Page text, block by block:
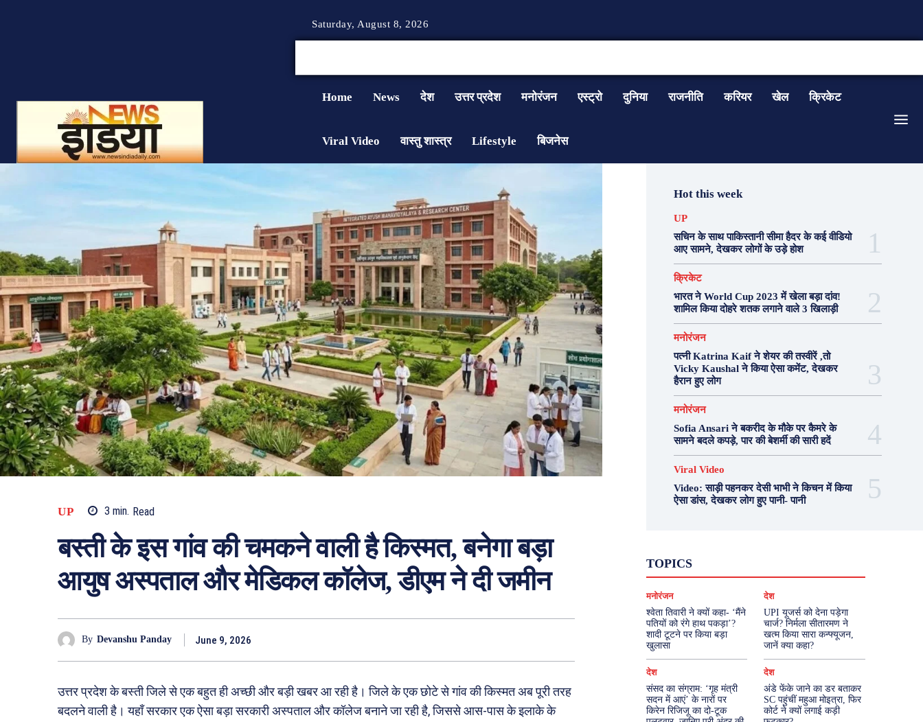
Saturday, August 8, 2026
Home News देश उत्तर प्रदेश मनोरंजन एस्ट्रो दुनिया राजनीति करियर खेल क्रिकेट
Viral Video वास्तु शास्त्र Lifestyle बिजनेस
UP 3 min. Read
बस्ती के इस गांव की चमकने वाली है किस्मत, बनेगा बड़ा
आयुष अस्पताल और मेडिकल कॉलेज, डीएम ने दी जमीन
By Devanshu Panday June 9, 2026
उत्तर प्रदेश के बस्ती जिले से एक बहुत ही अच्छी और बड़ी खबर आ रही है। जिले के एक छोटे से गांव की किस्मत अब पूरी तरह
बदलने वाली है। यहाँ सरकार एक ऐसा बड़ा सरकारी अस्पताल और कॉलेज बनाने जा रही है, जिससे आस-पास के इलाके के
Hot this week
UP
सचिन के साथ पाकिस्तानी सीमा हैदर के कई वीडियो
आए सामने, देखकर लोगों के उड़े होश
क्रिकेट
भारत ने World Cup 2023 में खेला बड़ा दांव!
शामिल किया दोहरे शतक लगाने वाले 3 खिलाड़ी
मनोरंजन
पत्नी Katrina Kaif ने शेयर की तस्वीरें ,तो
Vicky Kaushal ने किया ऐसा कमेंट, देखकर
हैरान हुए लोग
मनोरंजन
Sofia Ansari ने बकरीद के मौके पर कैमरे के
सामने बदले कपड़े, पार की बेशर्मी की सारी हदें
Viral Video
Video: साड़ी पहनकर देसी भाभी ने किचन में किया
ऐसा डांस, देखकर लोग हुए पानी- पानी
TOPICS
दुनिया
मनोरंजन
राजनीति वास्तु शास्त्र
More
मनोरंजन
श्वेता तिवारी ने क्यों कहा- ‘मैंने
पतियों को रंगे हाथ पकड़ा’?
शादी टूटने पर किया बड़ा
खुलासा
देश
UPI यूजर्स को देना पड़ेगा
चार्ज? निर्मला सीतारमण ने
खत्म किया सारा कन्फ्यूजन,
जानें क्या कहा?
देश
संसद का संग्राम: ‘गृह मंत्री
सदन में आएं’ के नारों पर
किरेन रिजिजू का दो-टूक
देश
अंडे फेंके जाने का डर बताकर
SC पहुंचीं महुआ मोइत्रा, फिर
कोर्ट ने क्यों लगाई कड़ी